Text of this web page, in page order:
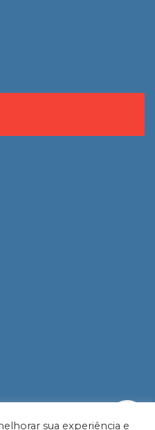
sua experiência e